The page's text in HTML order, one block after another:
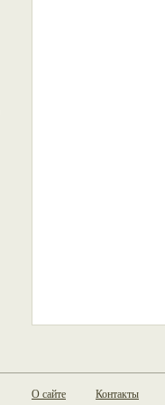
О сайте Контакты